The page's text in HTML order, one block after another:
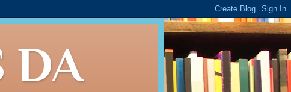
DA